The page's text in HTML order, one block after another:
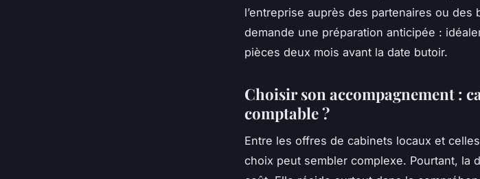
l’entreprise auprès des partenaires ou des
demande une préparation anticipée :
pièces deux mois avant la date butoir.
Choisir son accompagnement :
comptable ?
Entre les offres de cabinets locaux et
choix peut sembler complexe. Pourtant, la